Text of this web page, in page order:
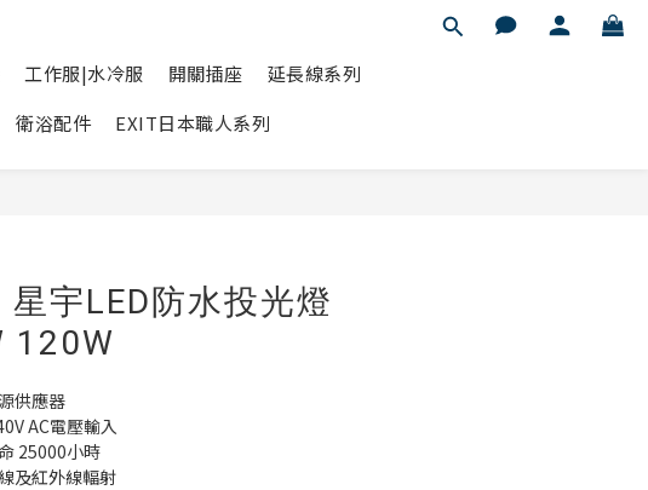
工作服|水冷服 開關插座
延長線系列
衛浴配件 EXIT日本職人系列
星宇LED防水投光燈
120W
供應器
AC電壓輸入
25000小時
及紅外線輻射